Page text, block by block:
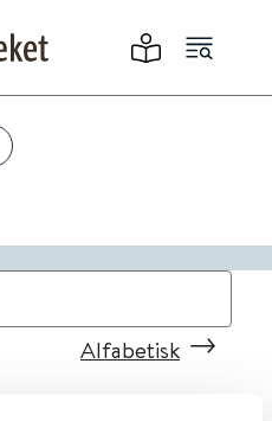
Alfabetisk